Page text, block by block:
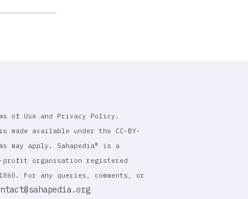
of Use and Privacy Policy.
available under the CC-BY-
may apply. Sahapedia® is a
profit organisation registered
For any queries, comments, or